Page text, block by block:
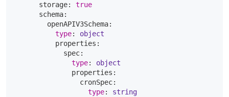
      storage:
true
      schema:
        openAPIV3Schema:
type: object
          properties:
            spec:
type: object
              properties:
                cronSpec:
type: string